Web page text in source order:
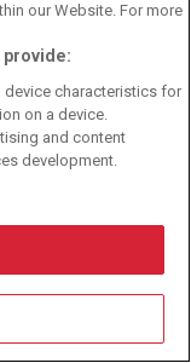
Sportwettentest
Es gelten
our Website. For more
characteristics for
on a device.
and content
development.